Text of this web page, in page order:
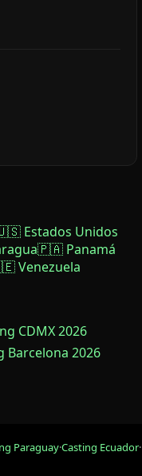
Estados Unidos
🇵🇦 Panamá
Venezuela
CDMX 2026
Barcelona 2026
Paraguay·Casting Ecuador·